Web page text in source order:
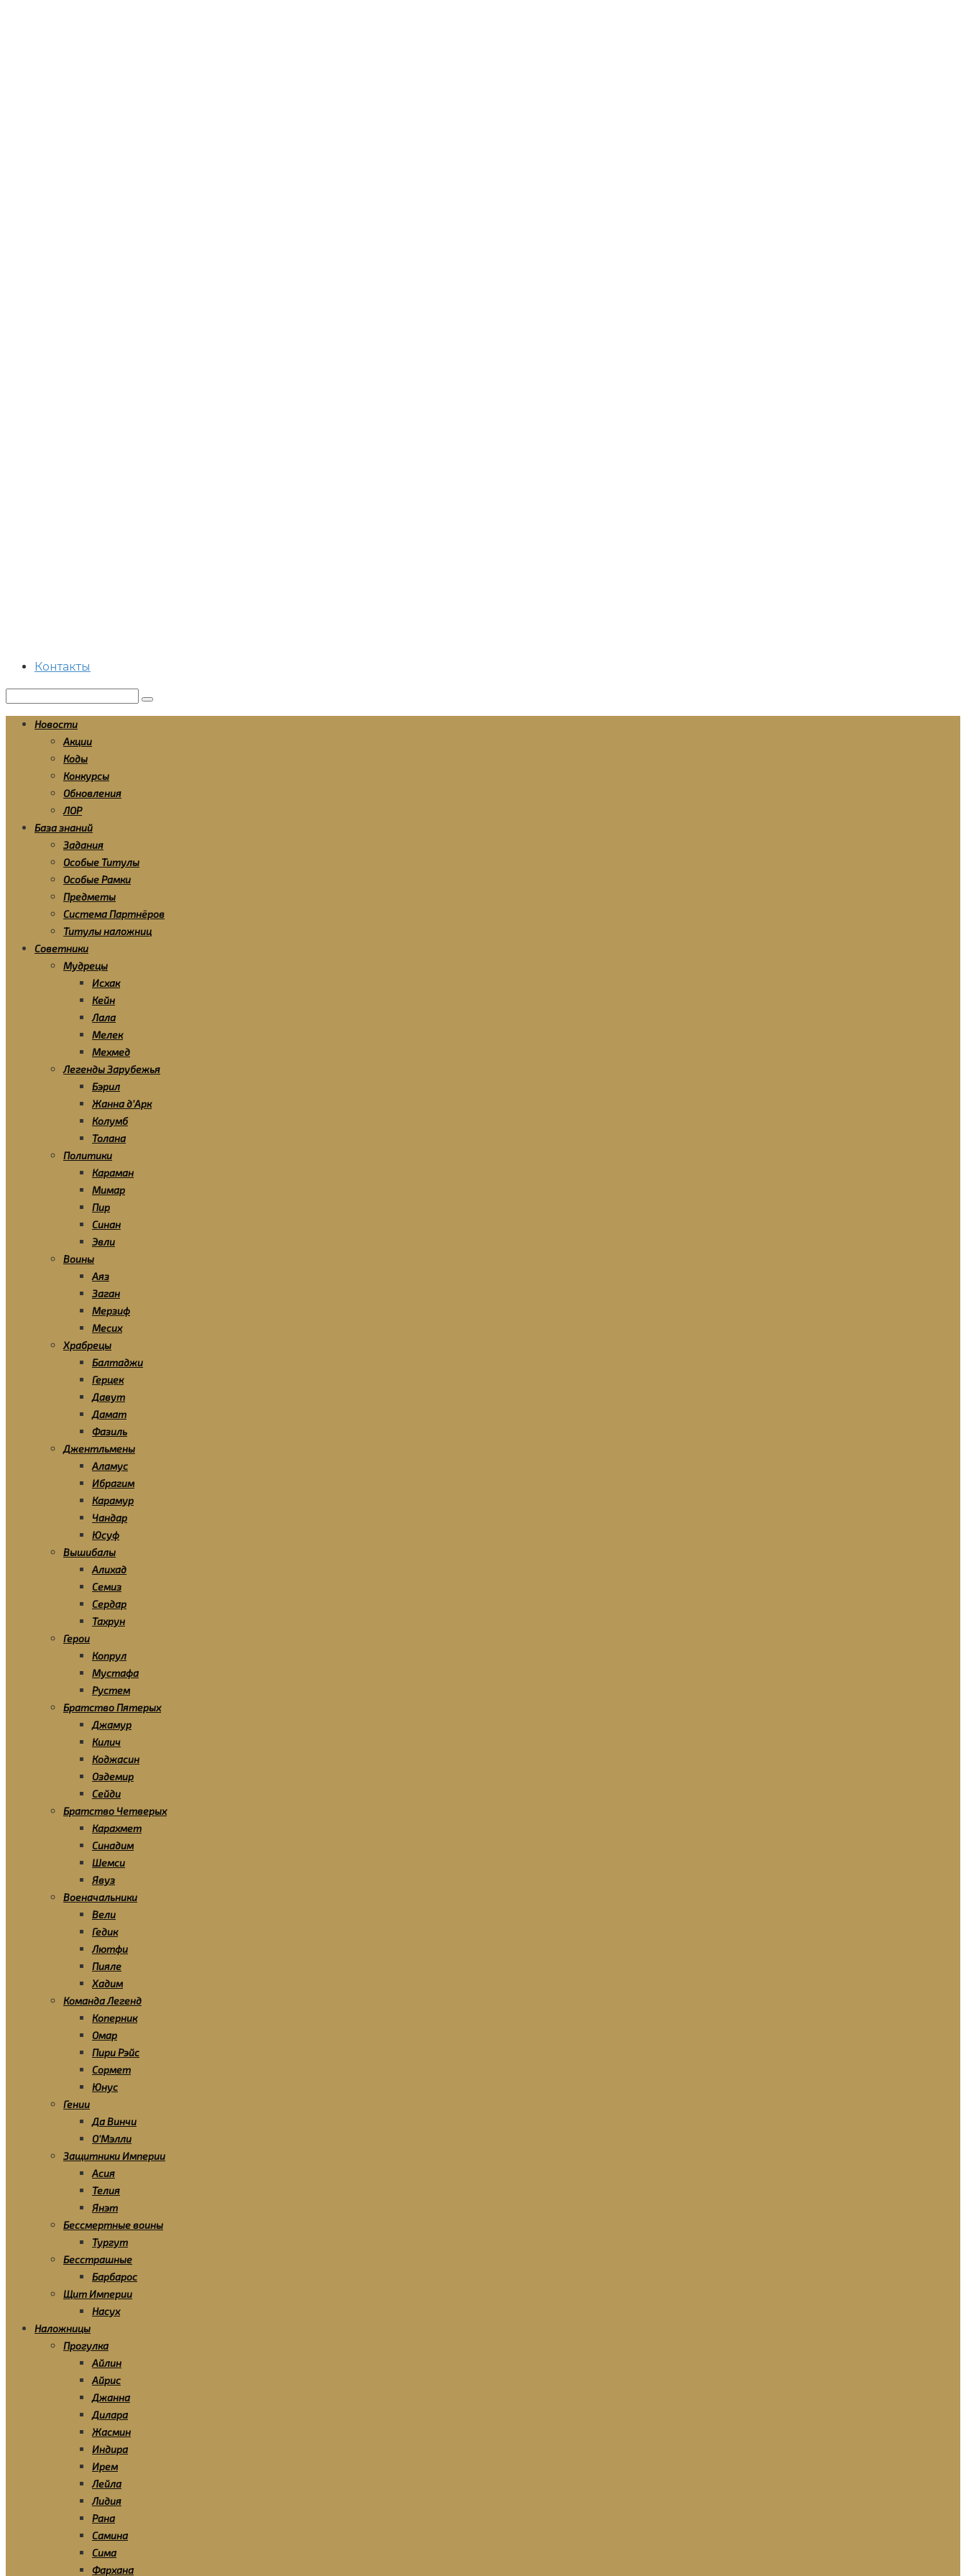
Контакты
Новости
Акции
Коды
Конкурсы
Обновления
ЛОР
База знаний
Задания
Особые Титулы
Особые Рамки
Предметы
Система Партнёров
Титулы наложниц
Советники
Мудрецы
Исхак
Кейн
Лала
Мелек
Мехмед
Легенды Зарубежья
Бэрил
Жанна д’Арк
Колумб
Толана
Политики
Караман
Мимар
Пир
Синан
Эвли
Воины
Аяз
Заган
Мерзиф
Месих
Храбрецы
Балтаджи
Герцек
Давут
Дамат
Фазиль
Джентльмены
Аламус
Ибрагим
Карамур
Чандар
Юсуф
Вышибалы
Алихад
Семиз
Сердар
Тахрун
Герои
Копрул
Мустафа
Рустем
Братство Пятерых
Джамур
Килич
Коджасин
Оздемир
Сейди
Братство Четверых
Карахмет
Синадим
Шемси
Явуз
Военачальники
Вели
Гедик
Лютфи
Пияле
Хадим
Команда Легенд
Коперник
Омар
Пири Рэйс
Сормет
Юнус
Гении
Да Винчи
О’Мэлли
Защитники Империи
Асия
Телия
Янэт
Бессмертные воины
Тургут
Бесстрашные
Барбарос
Щит Империи
Насух
Наложницы
Прогулка
Айлин
Айрис
Джанна
Дилара
Жасмин
Индира
Ирем
Лейла
Лидия
Рана
Самина
Сима
Фархана